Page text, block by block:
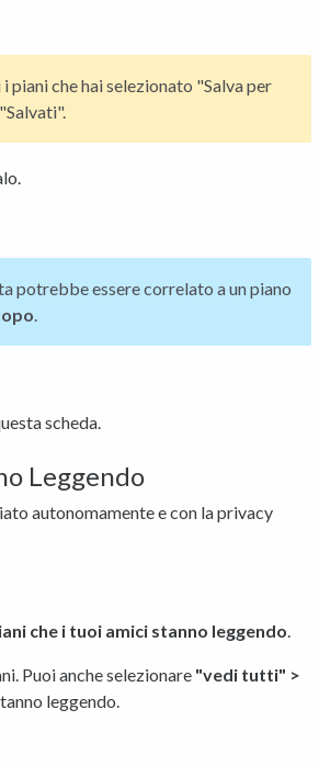
che hai selezionato "Salva per
potrebbe essere correlato a un piano
scheda.
Leggendo
autonomamente e con la privacy
che i tuoi amici stanno leggendo.
Puoi anche selezionare "vedi tutti" >
leggendo.